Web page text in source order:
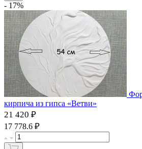
- 17%
кирпича из гипса «Ветви»
21 420 ₽
17 778.6 ₽